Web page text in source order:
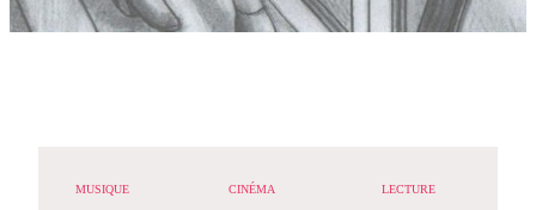
MUSIQUE CINÉMA LECTURE